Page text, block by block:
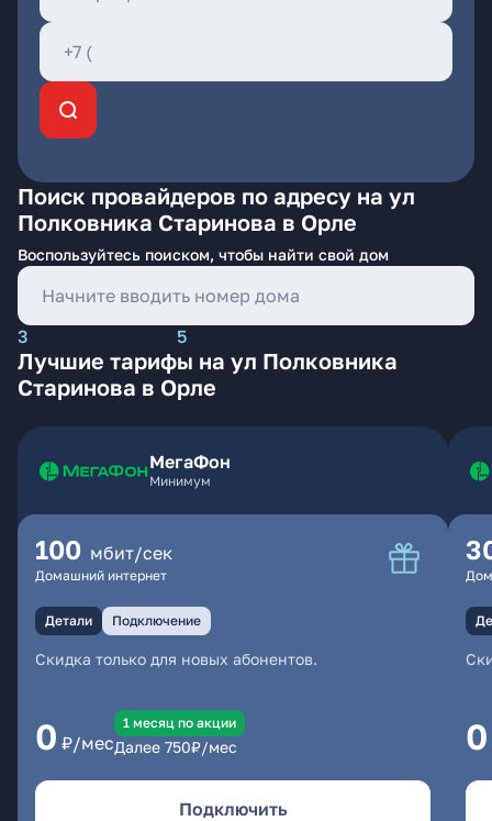
Поиск провайдеров по адресу на ул
Полковника Старинова в Орле
Воспользуйтесь поиском, чтобы найти свой дом
3 5
Лучшие тарифы на ул Полковника
Старинова в Орле
МегаФон
Минимум
100 мбит/сек
Домашний интернет
Детали Подключение
Скидка только для новых абонентов.
0 ₽/мес
1 месяц по акции
Далее 750₽/мес
Подключить
0